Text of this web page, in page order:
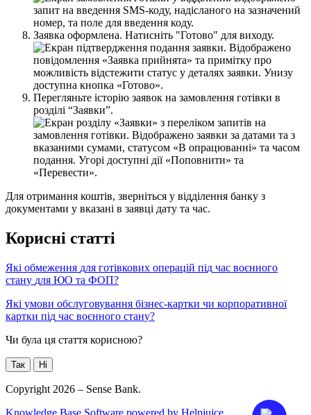
Заявка оформлена. Натисніть "Готово" для виходу.
Перегляньте історію заявок на замовлення готівки в
розділі “Заявки”.
Для отримання коштів, зверніться у відділення банку з
документами у вказані в заявці дату та час.
Корисні статті
Які обмеження для готівкових операцій під час воєнного
стану для ЮО та ФОП?
Які умови обслуговування бізнес-картки чи корпоративної
картки під час воєнного стану?
Чи була ця стаття корисною?
Так Ні
Copyright 2026 – Sense Bank.
Knowledge Base Software powered by Helpjuice